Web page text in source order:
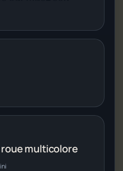
multicolore